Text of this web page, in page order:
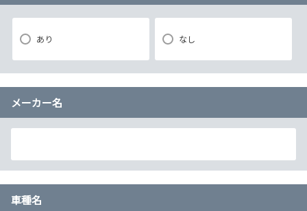
あり なし
メーカー名
車種名